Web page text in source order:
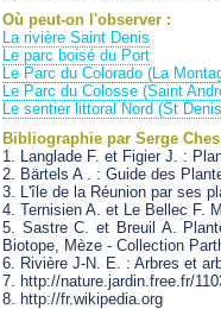
Où peut-on l'observer :
La rivière Saint Denis
Le parc boisé du Port
Le Parc du Colorado (La
Le Parc du Colosse (Saint
Le sentier littoral Nord (St
Bibliographie par Serge
1. Langlade F. et Figier J. :
2. Bärtels A . : Guide des
3. L'île de la Réunion par ses
4. Ternisien A. et Le Bellec F.
5. Sastre C. et Breuil A.
Biotope, Mèze - Collection
6. Rivière J-N. E. : Arbres et
7. http://nature.jardin.free.fr/
8. http://fr.wikipedia.org